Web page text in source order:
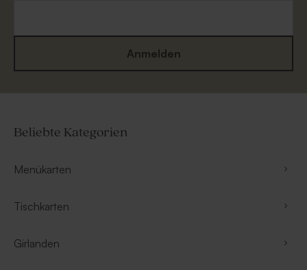
Anmelden
Beliebte Kategorien
Menükarten
Tischkarten
Girlanden